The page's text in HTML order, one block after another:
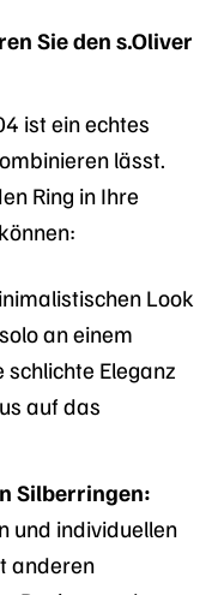
Sie den s.Oliver
ist ein echtes
lässt.
Ring in Ihre
Look
an einem
schlichte Eleganz
auf das
Silberringen:
und individuellen
anderen